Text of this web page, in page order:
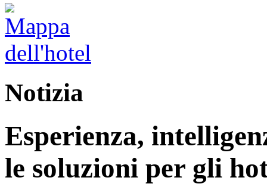
Notizia
Esperienza,
le soluzioni per gli